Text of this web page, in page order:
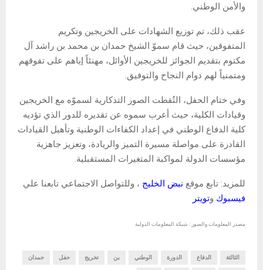
والأمن الوطني.
عقب ذلك، تم توزيع الشهادات على الخريجين وتكريم
المتفوقين، حيث قام سموّ الشيخ حمدان بن محمد بن راشد آل
مكتوم بتقديم الجوائز للخريجين الأوائل، مهنئاً إياهم على تفوقهم
ومتمنياً لهم دوام النجاح والتوفيق.
وفي ختام الحفل، التُقطت الصور التذكارية لسموّه مع الخريجين
وقيادات الكلية، حيث أعرب سموه عن تقديره للدور الذي تؤديه
كلية الدفاع الوطني في إعداد الكفاءات الوطنية وتأهيل القيادات
القادرة على مواصلة مسيرة التميز والريادة، وتعزيز جاهزية
مؤسسات الدولة لمواكبة المتغيرات المستقبلية.
للمزيد: تابع موقع نبض الخليج ، وللتواصل الاجتماعي تابعنا علي
فيسبوك وتويتر
مصدر المعلومات والصور : شبكة المعلومات الدولية
الثالثة الدفاع الدورة الوطني بن تخريج حفل حمدان